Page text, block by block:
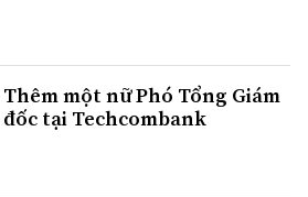
Thêm một nữ Phó Tổng Giám
đốc tại Techcombank